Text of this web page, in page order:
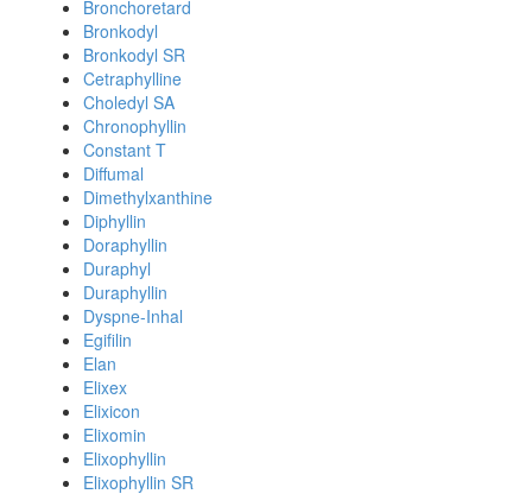
Bronchoretard
Bronkodyl
Bronkodyl SR
Cetraphylline
Choledyl SA
Chronophyllin
Constant T
Diffumal
Dimethylxanthine
Diphyllin
Doraphyllin
Duraphyl
Duraphyllin
Dyspne-Inhal
Egifilin
Elan
Elixex
Elixicon
Elixomin
Elixophyllin
Elixophyllin SR